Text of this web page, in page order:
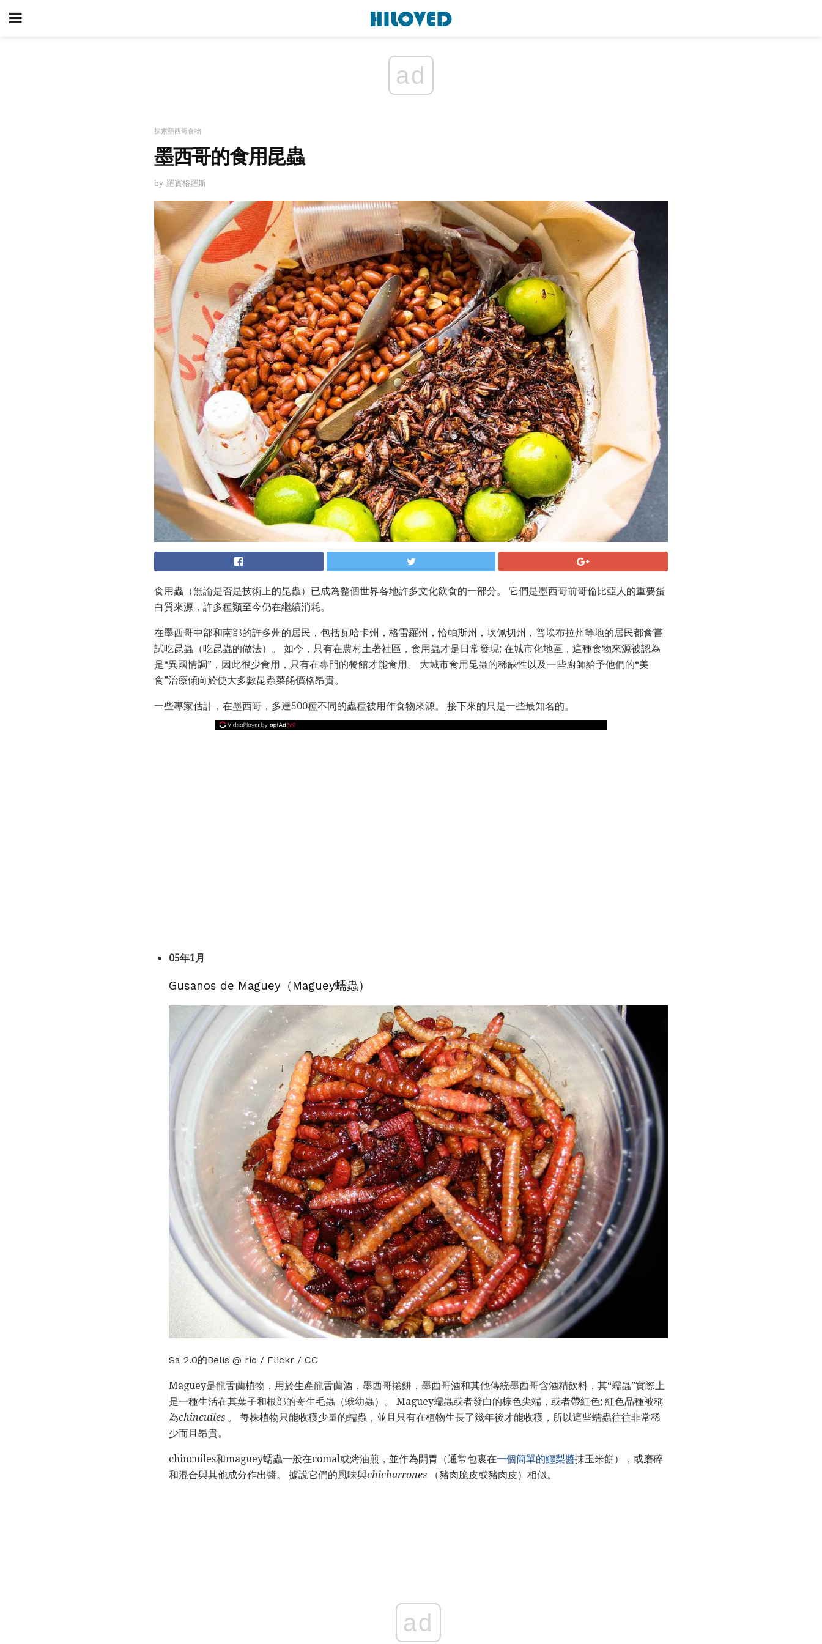
ad
探索墨西哥食物
墨西哥的食用昆蟲
by 羅賓格羅斯
食用蟲（無論是否是技術上的昆蟲）已成為整個世界各地許多文化飲食的一部分。 它們是墨西哥前哥倫比亞人的重要蛋
白質來源，許多種類至今仍在繼續消耗。
在墨西哥中部和南部的許多州的居民，包括瓦哈卡州，格雷羅州，恰帕斯州，坎佩切州，普埃布拉州等地的居民都會嘗
試吃昆蟲（吃昆蟲的做法）。 如今，只有在農村土著社區，食用蟲才是日常發現; 在城市化地區，這種食物來源被認為
是“異國情調”，因此很少食用，只有在專門的餐館才能食用。 大城市食用昆蟲的稀缺性以及一些廚師給予他們的“美
食”治療傾向於使大多數昆蟲菜餚價格昂貴。
一些專家估計，在墨西哥，多達500種不同的蟲種被用作食物來源。 接下來的只是一些最知名的。
05年1月
Gusanos de Maguey（Maguey蠕蟲）
Sa 2.0的Belis @ rio / Flickr / CC
Maguey是龍舌蘭植物，用於生產龍舌蘭酒，墨西哥捲餅，墨西哥酒和其他傳統墨西哥含酒精飲料，其“蠕蟲”實際上
是一種生活在其葉子和根部的寄生毛蟲（蛾幼蟲）。 Maguey蠕蟲或者發白的棕色尖端，或者帶紅色; 紅色品種被稱
為chincuiles 。 每株植物只能收穫少量的蠕蟲，並且只有在植物生長了幾年後才能收穫，所以這些蠕蟲往往非常稀
少而且昂貴。
chincuiles和maguey蠕蟲一般在comal或烤油煎，並作為開胃（通常包裹在一個簡單的鱷梨醬抹玉米餅），或磨碎
和混合與其他成分作出醬。 據說它們的風味與chicharrones （豬肉脆皮或豬肉皮）相似。
ad